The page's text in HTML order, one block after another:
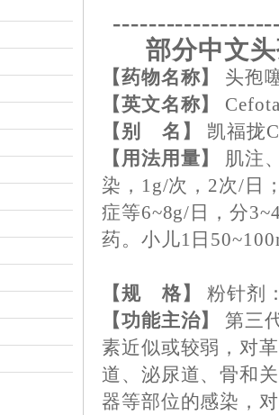
部分中文
【药物名称】
头孢
【英文名称】
【别 名】
凯福拢
【用法用量】
肌注
染，1g/次，2次/日
症等6~8g/日，分
药。小儿1日
【规 格】
粉针剂
【功能主治】
第三
素近似或较弱，对
道、泌尿道、骨和
器等部位的感染，